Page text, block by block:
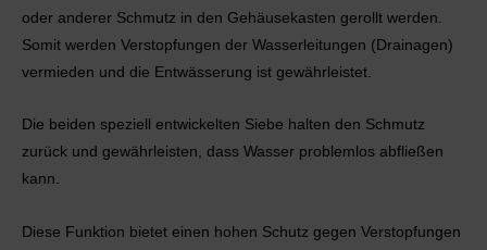
oder anderer Schmutz in den Gehäusekasten gerollt werden.
Somit werden Verstopfungen der Wasserleitungen (Drainagen)
vermieden und die Entwässerung ist gewährleistet.
Die beiden speziell entwickelten Siebe halten den Schmutz
zurück und gewährleisten, dass Wasser problemlos abfließen
kann.
Diese Funktion bietet einen hohen Schutz gegen Verstopfungen